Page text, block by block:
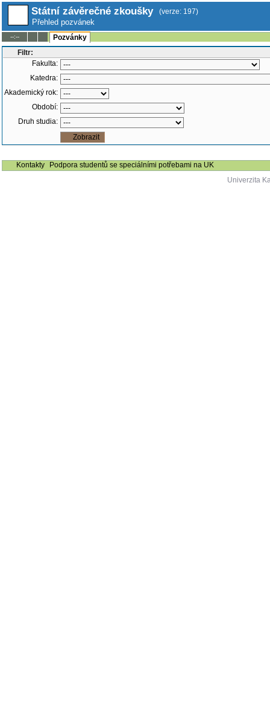
Státní závěrečné zkoušky (verze: 197)
Přehled pozvánek
--:--
Pozvánky
Filtr:
Fakulta:
Katedra:
Akademický rok:
Období:
Druh studia:
Kontakty
Podpora studentů se speciálními potřebami na UK
Univerzita